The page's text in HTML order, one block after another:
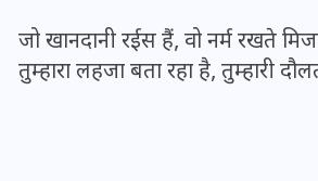
जो खानदानी रईस हैं, वो नर्म रखते
तुम्हारा लहजा बता रहा है, तुम्हारी